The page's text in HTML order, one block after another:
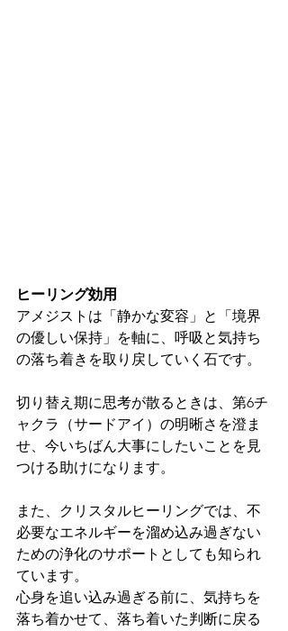
ヒーリング効用
アメジストは「静かな変容」と「境界
の優しい保持」を軸に、呼吸と気持ち
の落ち着きを取り戻していく石です。
切り替え期に思考が散るときは、第6チ
ャクラ（サードアイ）の明晰さを澄ま
せ、今いちばん大事にしたいことを見
つける助けになります。
また、クリスタルヒーリングでは、不
必要なエネルギーを溜め込み過ぎない
ための浄化のサポートとしても知られ
ています。
心身を追い込み過ぎる前に、気持ちを
落ち着かせて、落ち着いた判断に戻る